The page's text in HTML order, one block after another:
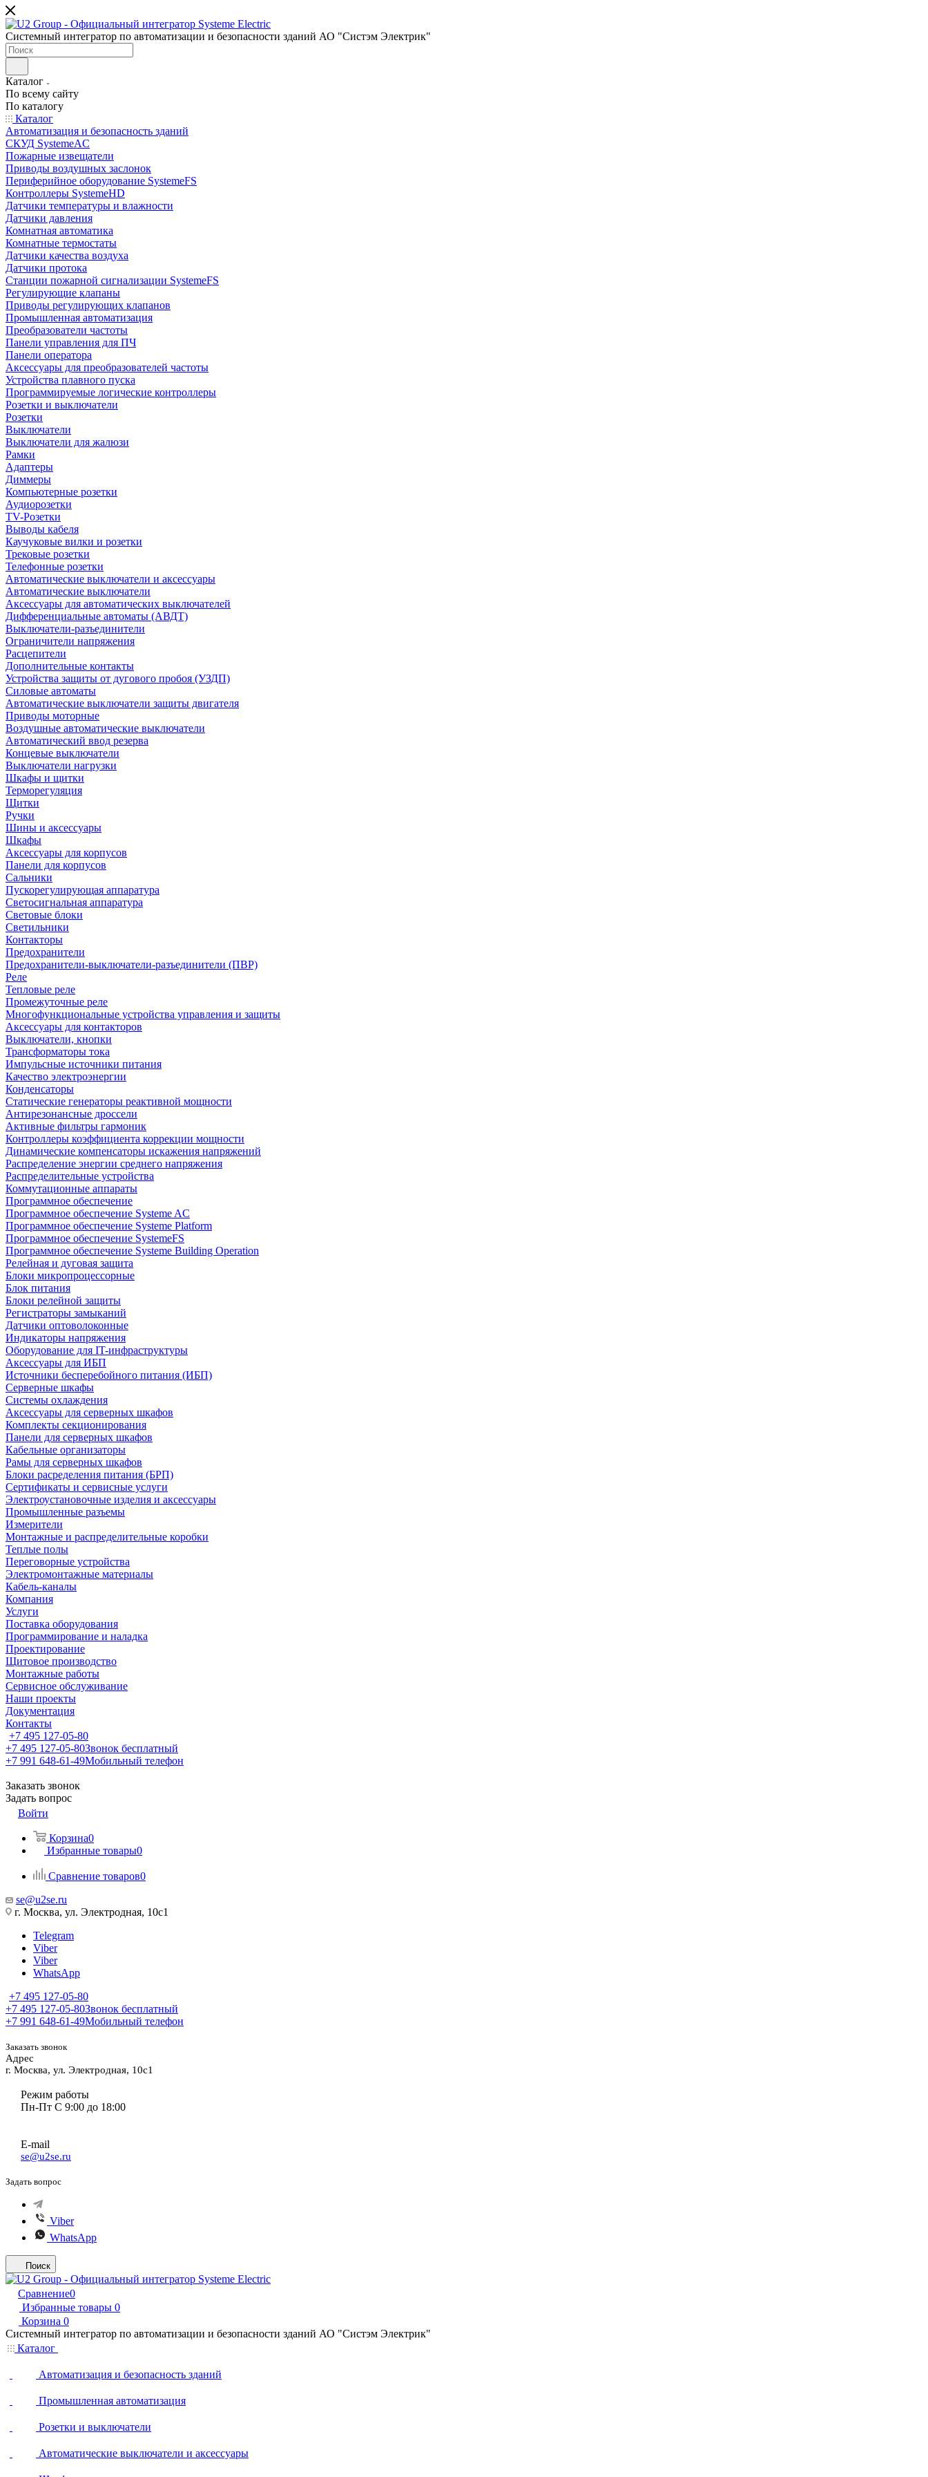
Системный интегратор по автоматизации и безопасности зданий АО "Систэм Электрик"
Каталог
По всему сайту
По каталогу
Каталог
Автоматизация и безопасность зданий
СКУД SystemeAC
Пожарные извещатели
Приводы воздушных заслонок
Периферийное оборудование SystemeFS
Контроллеры SystemeHD
Датчики температуры и влажности
Датчики давления
Комнатная автоматика
Комнатные термостаты
Датчики качества воздуха
Датчики протока
Станции пожарной сигнализации SystemeFS
Регулирующие клапаны
Приводы регулирующих клапанов
Промышленная автоматизация
Преобразователи частоты
Панели управления для ПЧ
Панели оператора
Аксессуары для преобразователей частоты
Устройства плавного пуска
Программируемые логические контроллеры
Розетки и выключатели
Розетки
Выключатели
Выключатели для жалюзи
Рамки
Адаптеры
Диммеры
Компьютерные розетки
Аудиорозетки
TV-Розетки
Выводы кабеля
Каучуковые вилки и розетки
Трековые розетки
Телефонные розетки
Автоматические выключатели и аксессуары
Автоматические выключатели
Аксессуары для автоматических выключателей
Дифференциальные автоматы (АВДТ)
Выключатели-разъединители
Ограничители напряжения
Расцепители
Дополнительные контакты
Устройства защиты от дугового пробоя (УЗДП)
Силовые автоматы
Автоматические выключатели защиты двигателя
Приводы моторные
Воздушные автоматические выключатели
Автоматический ввод резерва
Концевые выключатели
Выключатели нагрузки
Шкафы и щитки
Терморегуляция
Щитки
Ручки
Шины и аксессуары
Шкафы
Аксессуары для корпусов
Панели для корпусов
Сальники
Пускорегулирующая аппаратура
Светосигнальная аппаратура
Световые блоки
Светильники
Контакторы
Предохранители
Предохранители-выключатели-разъединители (ПВР)
Реле
Тепловые реле
Промежуточные реле
Многофункциональные устройства управления и защиты
Аксессуары для контакторов
Выключатели, кнопки
Трансформаторы тока
Импульсные источники питания
Качество электроэнергии
Конденсаторы
Статические генераторы реактивной мощности
Антирезонансные дроссели
Активные фильтры гармоник
Контроллеры коэффициента коррекции мощности
Динамические компенсаторы искажения напряжений
Распределение энергии среднего напряжения
Распределительные устройства
Коммутационные аппараты
Программное обеспечение
Программное обеспечение Systeme AC
Программное обеспечение Systeme Platform
Программное обеспечение SystemeFS
Программное обеспечение Systeme Building Operation
Релейная и дуговая защита
Блоки микропроцессорные
Блок питания
Блоки релейной защиты
Регистраторы замыканий
Датчики оптоволоконные
Индикаторы напряжения
Оборудование для IT-инфраструктуры
Аксессуары для ИБП
Источники бесперебойного питания (ИБП)
Серверные шкафы
Системы охлаждения
Аксессуары для серверных шкафов
Комплекты секционирования
Панели для серверных шкафов
Кабельные организаторы
Рамы для серверных шкафов
Блоки расределения питания (БРП)
Сертификаты и сервисные услуги
Электроустановочные изделия и аксессуары
Промышленные разъемы
Измерители
Монтажные и распределительные коробки
Теплые полы
Переговорные устройства
Электромонтажные материалы
Кабель-каналы
Компания
Услуги
Поставка оборудования
Программирование и наладка
Проектирование
Щитовое производство
Монтажные работы
Сервисное обслуживание
Наши проекты
Документация
Контакты
+7 495 127-05-80
+7 495 127-05-80Звонок бесплатный
+7 991 648-61-49Мобильный телефон
Заказать звонок
Задать вопрос
Войти
Корзина0
Избранные товары0
Сравнение товаров0
se@u2se.ru
г. Москва, ул. Электродная, 10с1
Telegram
Viber
Viber
WhatsApp
+7 495 127-05-80
+7 495 127-05-80Звонок бесплатный
+7 991 648-61-49Мобильный телефон
Заказать звонок
Адрес
г. Москва, ул. Электродная, 10с1
Режим работы
Пн-Пт С 9:00 до 18:00
E-mail
se@u2se.ru
Задать вопрос
Viber
WhatsApp
Поиск
Сравнение0
Избранные товары 0
Корзина 0
Системный интегратор по автоматизации и безопасности зданий АО "Систэм Электрик"
Каталог
Автоматизация и безопасность зданий
Промышленная автоматизация
Розетки и выключатели
Автоматические выключатели и аксессуары